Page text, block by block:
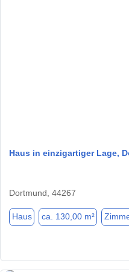
Haus in einzigartiger Lage,
Dortmund, 44267
Haus ca. 130,00 m²